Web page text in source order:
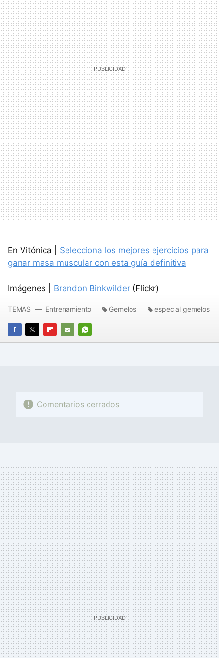
En Vitónica | Selecciona los mejores ejercicios para
ganar masa muscular con esta guía definitiva
Imágenes | Brandon Binkwilder (Flickr)
FACEBOOK
TWITTERFLIPBOARD
E-
WHATSAPP
TEMAS Entrenamiento Gemelos especial gemelos
Comentarios cerrados